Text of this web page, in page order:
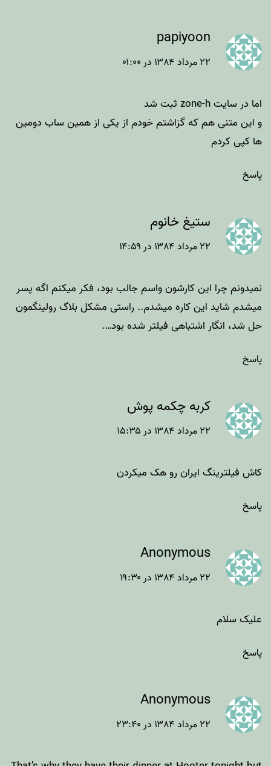
papiyoon
۲۲ مرداد ۱۳۸۴ در ۰۱:۰۰
اما در سایت zone-h ثبت شد
و این متنی هم که گزاشتم خودم از یکی از همین ساب دومین
ها کپی کردم
پاسخ
ستیغ خانوم
۲۲ مرداد ۱۳۸۴ در ۱۴:۵۹
نمیدونم چرا این کارشون واسم جالب بود، فکر میکنم اگه پسر
میشدم شاید این کاره میشدم.. راستی مشکل بلاگ رولینگمون
حل شد، انگار اشتباهی فیلتر شده بود….
پاسخ
کربه چکمه پوش
۲۲ مرداد ۱۳۸۴ در ۱۵:۳۵
کاش فیلترینگ ایران رو هک میکردن
پاسخ
Anonymous
۲۲ مرداد ۱۳۸۴ در ۱۹:۳۰
علیک سلام
پاسخ
Anonymous
۲۲ مرداد ۱۳۸۴ در ۲۳:۴۰